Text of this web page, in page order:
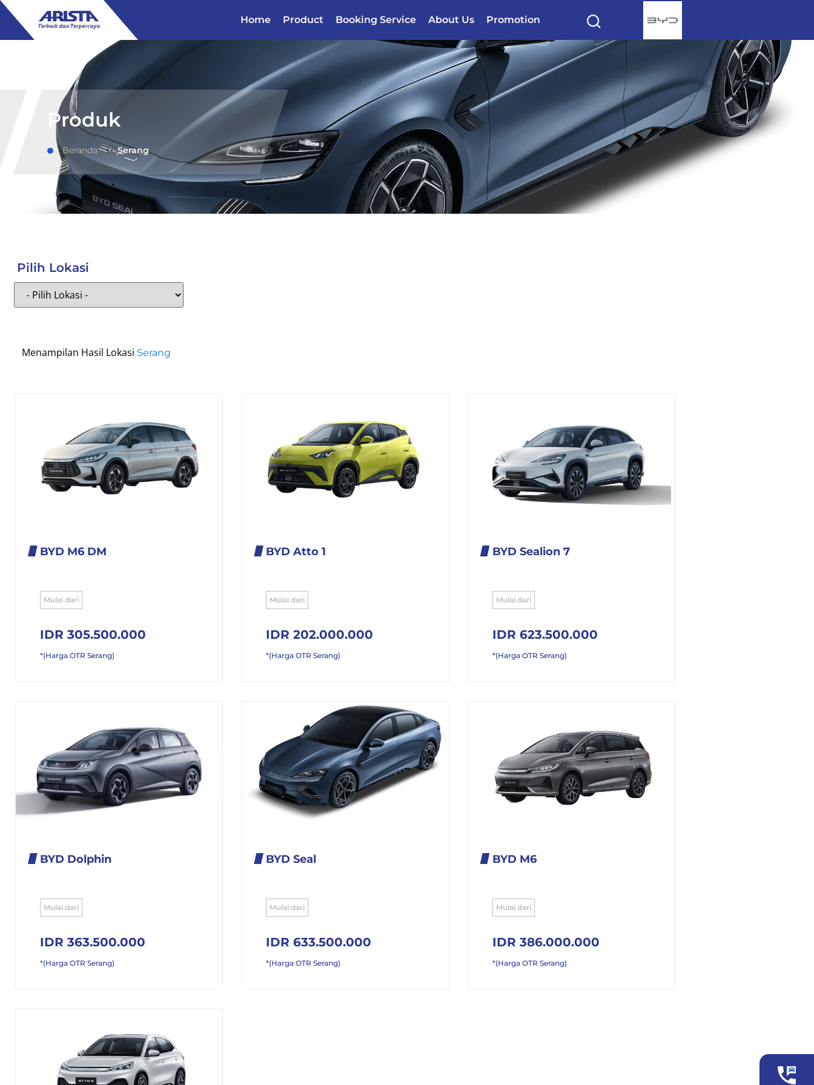
Home Product Booking Service About Us Promotion
Produk
Beranda Serang
Pilih Lokasi
Menampilan Hasil Lokasi Serang
BYD M6 DM
Mulai dari
IDR 305.500.000
*(Harga OTR Serang)
BYD Atto 1
Mulai dari
IDR 202.000.000
*(Harga OTR Serang)
BYD Sealion 7
Mulai dari
IDR 623.500.000
*(Harga OTR Serang)
BYD Dolphin
Mulai dari
IDR 363.500.000
*(Harga OTR Serang)
BYD Seal
Mulai dari
IDR 633.500.000
*(Harga OTR Serang)
BYD M6
Mulai dari
IDR 386.000.000
*(Harga OTR Serang)